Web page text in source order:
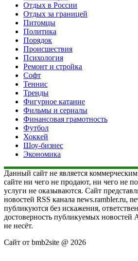
Отдых в России
Отдых за границей
Питомцы
Политика
Порядок
Происшествия
Психология
Ремонт и стройка
Софт
Теннис
Тренды
Фигурное катание
Фильмы и сериалы
Финансовая грамотность
Футбол
Хоккей
Шоу-бизнес
Экономика
Данный сайт не является
сайте ни чего не продают, ни чего не
услуги не оказываются. Сайт
новостей RSS канала news.rambler.ru,
публикуются без искажения,
достоверность публикуемых новостей
не несёт.
Сайт от bmb2site @ 2026